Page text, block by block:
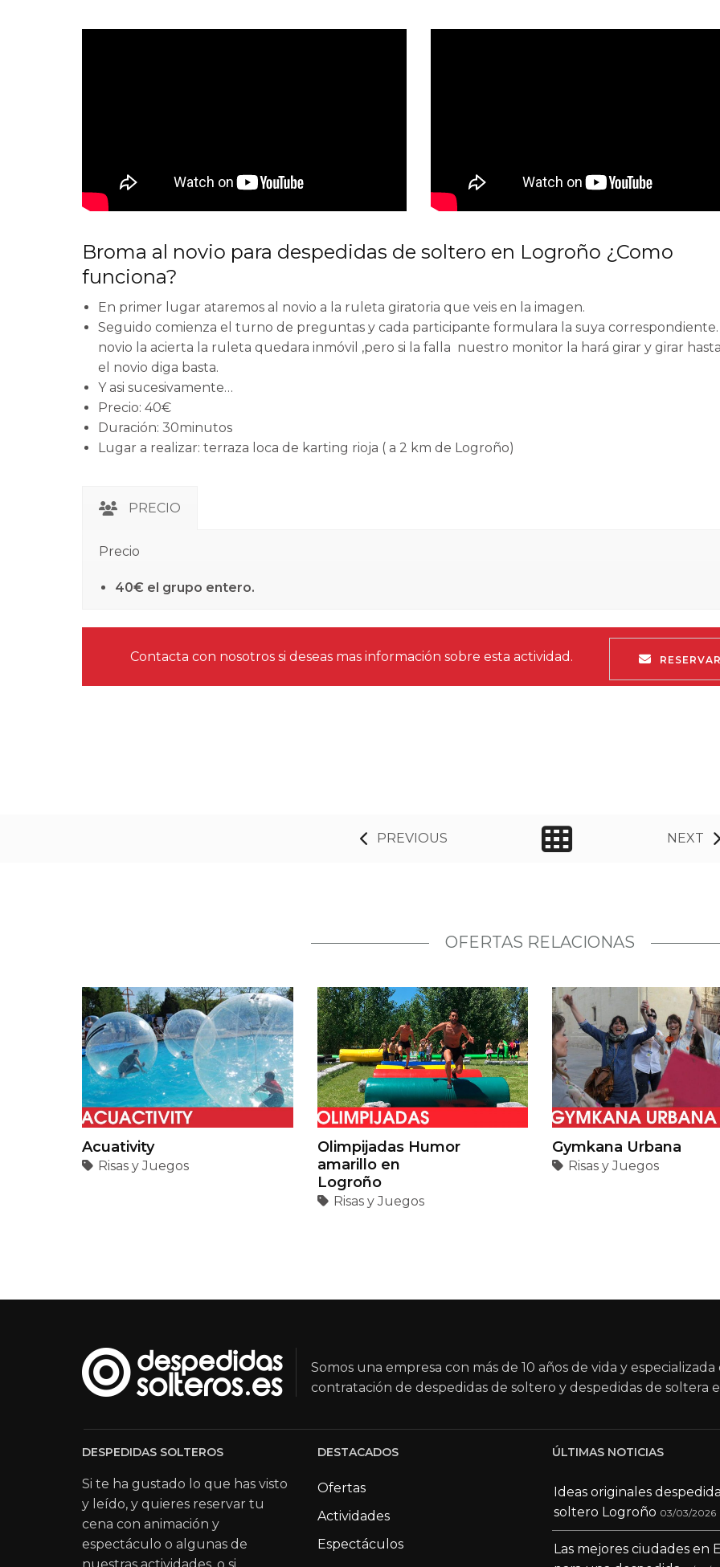
Broma al novio para despedidas de soltero en Logroño ¿Como
funciona?
En primer lugar ataremos al novio a la ruleta giratoria que veis en la imagen.
Seguido comienza el turno de preguntas y cada participante formulara la suya correspondiente.
novio la acierta la ruleta quedara inmóvil ,pero si la falla nuestro monitor la hará girar y girar
el novio diga basta.
Y asi sucesivamente…
Precio: 40€
Duración: 30minutos
Lugar a realizar: terraza loca de karting rioja ( a 2 km de Logroño)
PRECIO
Precio
40€ el grupo entero.
Contacta con nosotros si deseas mas información sobre esta actividad.
PREVIOUS NEXT
OFERTAS RELACIONAS
Acuativity
Risas y Juegos
Olimpijadas Humor
amarillo en
Logroño
Risas y Juegos
Gymkana Urbana
Risas y Juegos
Somos una empresa con más de 10 años de vida y
contratación de despedidas de soltero y despedidas de soltera
DESPEDIDAS SOLTEROS
Si te ha gustado lo que has visto
y leído, y quieres reservar tu
cena con animación y
espectáculo o algunas de
DESTACADOS
Ofertas
Actividades
Espectáculos
ÚLTIMAS NOTICIAS
Ideas originales
soltero Logroño 03/03/2026
Las mejores ciudades en